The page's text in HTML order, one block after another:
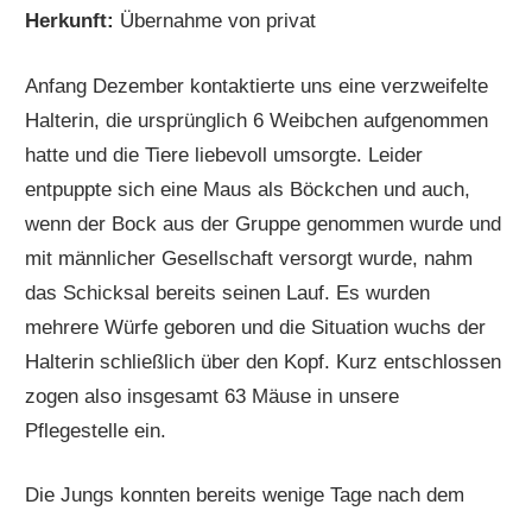
Herkunft: Übernahme von privat
Anfang Dezember kontaktierte uns eine verzweifelte
Halterin, die ursprünglich 6 Weibchen aufgenommen
hatte und die Tiere liebevoll umsorgte. Leider
entpuppte sich eine Maus als Böckchen und auch,
wenn der Bock aus der Gruppe genommen wurde und
mit männlicher Gesellschaft versorgt wurde, nahm
das Schicksal bereits seinen Lauf. Es wurden
mehrere Würfe geboren und die Situation wuchs der
Halterin schließlich über den Kopf. Kurz entschlossen
zogen also insgesamt 63 Mäuse in unsere
Pflegestelle ein.
Die Jungs konnten bereits wenige Tage nach dem